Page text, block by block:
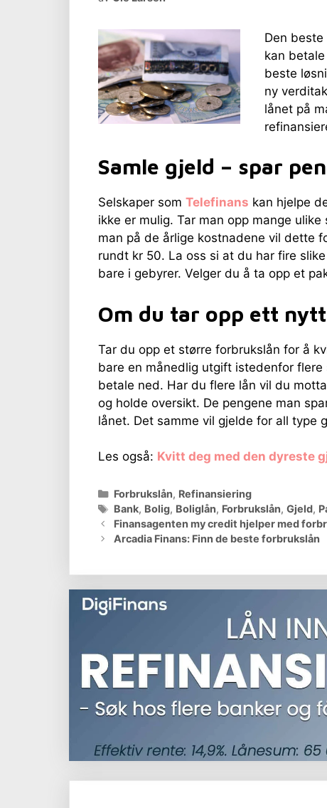
Den
kan
beste
ny
lånet på
Samle gjeld – spar
Selskaper som Telefinans kan hjelpe
ikke er mulig. Tar man opp mange
man på de årlige kostnadene vil dette
rundt kr 50. La oss si at du har fire
bare i gebyrer. Velger du å ta opp et
Om du tar opp ett
Tar du opp et større forbrukslån for å
bare en månedlig utgift istedenfor
betale ned. Har du flere lån vil du
og holde oversikt. De pengene man
lånet. Det samme vil gjelde for all type
Les også: Kvitt deg med den dyreste
Kategorier
Forbrukslån, Refinansiering
Stikkord
Bank, Bolig, Boliglån, Forbrukslån, Gjeld,
Finansagenten my credit hjelper med
Arcadia Finans: Finn de beste forbrukslån